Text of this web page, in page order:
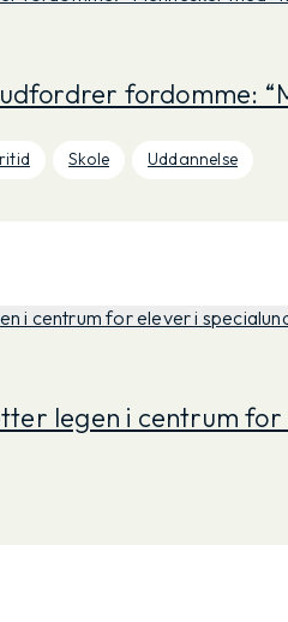
fordomme:
Skole Uddannelse
legen i centrum for